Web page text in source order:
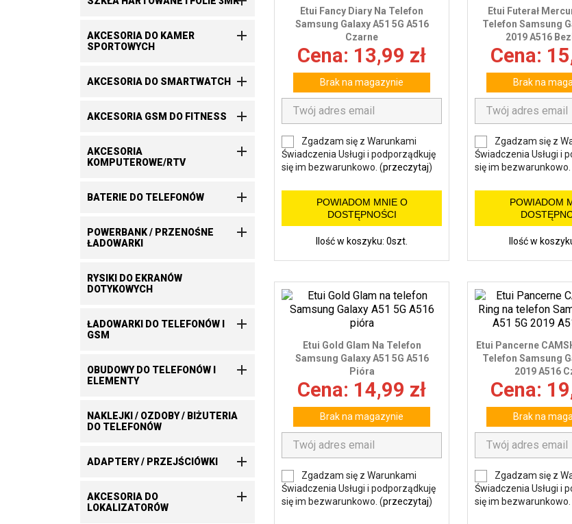
AKCESORIA DO KAMER
SPORTOWYCH

AKCESORIA DO SMARTWATCH 
AKCESORIA GSM DO FITNESS 
AKCESORIA
KOMPUTEROWE/RTV

BATERIE DO TELEFONÓW 
POWERBANK / PRZENOŚNE
ŁADOWARKI

RYSIKI DO EKRANÓW
DOTYKOWYCH
ŁADOWARKI DO TELEFONÓW I
GSM

OBUDOWY DO TELEFONÓW I
ELEMENTY

NAKLEJKI / OZDOBY / BIŻUTERIA
DO TELEFONÓW
ADAPTERY / PRZEJŚCIÓWKI 
AKCESORIA DO
LOKALIZATORÓW

Etui Fancy Diary Na Telefon
Samsung Galaxy A51 5G A516
Czarne
Cena: 13,99 zł
Brak na magazynie
Zgadzam się z Warunkami
Świadczenia Usługi i podporządkuję
się im bezwarunkowo. (przeczytaj)
POWIADOM MNIE O
DOSTĘPNOŚCI
Ilość w koszyku: 0szt.
Etui Futerał
Telefon Samsung
2019 A516
Cena:
Brak na
Zgadzam się z
Świadczenia Usługi i
się im bezwarunkowo.
POWIADOM
Ilość w
Etui Gold Glam Na Telefon
Samsung Galaxy A51 5G A516
Pióra
Cena: 14,99 zł
Brak na magazynie
Zgadzam się z Warunkami
Świadczenia Usługi i podporządkuję
się im bezwarunkowo. (przeczytaj)
Etui Pancerne
Telefon Samsung
2019 A516
Cena:
Brak na
Zgadzam się z
Świadczenia Usługi i
się im bezwarunkowo.